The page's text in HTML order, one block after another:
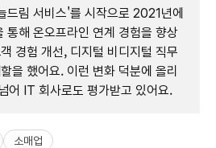
드림 서비스'를 시작으로 2021년에
통해 온오프라인 연계 경험을 향상
경험 개선, 디지털 비디지털 직무
을 했어요. 이런 변화 덕분에 올리
어 IT 회사로도 평가받고 있어요.
소매업